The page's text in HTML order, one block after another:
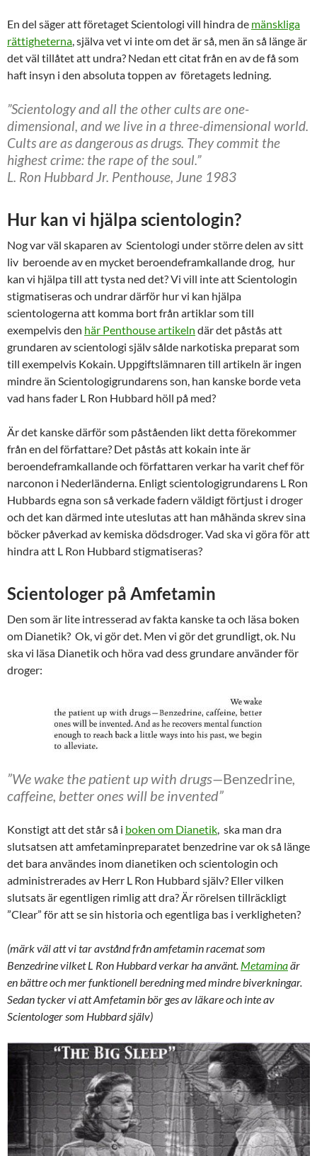
En del säger att företaget Scientologi vill hindra de mänskliga
rättigheterna, själva vet vi inte om det är så, men än så länge är
det väl tillåtet att undra? Nedan ett citat från en av de få som
haft insyn i den absoluta toppen av företagets ledning.
”Scientology and all the other cults are one-
dimensional, and we live in a three-dimensional world.
Cults are as dangerous as drugs. They commit the
highest crime: the rape of the soul.”
L. Ron Hubbard Jr. Penthouse, June 1983
Hur kan vi hjälpa scientologin?
Nog var väl skaparen av Scientologi under större delen av sitt
liv beroende av en mycket beroendeframkallande drog, hur
kan vi hjälpa till att tysta ned det? Vi vill inte att Scientologin
stigmatiseras och undrar därför hur vi kan hjälpa
scientologerna att komma bort från artiklar som till
exempelvis den här Penthouse artikeln där det påstås att
grundaren av scientologi själv sålde narkotiska preparat som
till exempelvis Kokain. Uppgiftslämnaren till artikeln är ingen
mindre än Scientologigrundarens son, han kanske borde veta
vad hans fader L Ron Hubbard höll på med?
Är det kanske därför som påståenden likt detta förekommer
från en del författare? Det påstås att kokain inte är
beroendeframkallande och författaren verkar ha varit chef för
narconon i Nederländerna. Enligt scientologigrundarens L Ron
Hubbards egna son så verkade fadern väldigt förtjust i droger
och det kan därmed inte uteslutas att han måhända skrev sina
böcker påverkad av kemiska dödsdroger. Vad ska vi göra för att
hindra att L Ron Hubbard stigmatiseras?
Scientologer på Amfetamin
Den som är lite intresserad av fakta kanske ta och läsa boken
om Dianetik? Ok, vi gör det. Men vi gör det grundligt, ok. Nu
ska vi läsa Dianetik och höra vad dess grundare använder för
droger:
”We wake the patient up with drugs—Benzedrine,
caffeine, better ones will be invented”
Konstigt att det står så i boken om Dianetik, ska man dra
slutsatsen att amfetaminpreparatet benzedrine var ok så länge
det bara användes inom dianetiken och scientologin och
administrerades av Herr L Ron Hubbard själv? Eller vilken
slutsats är egentligen rimlig att dra? Är rörelsen tillräckligt
”Clear” för att se sin historia och egentliga bas i verkligheten?
(märk väl att vi tar avstånd från amfetamin racemat som
Benzedrine vilket L Ron Hubbard verkar ha använt. Metaminaär
en bättre och mer funktionell beredning med mindre biverkningar.
Sedan tycker vi att Amfetamin bör ges av läkare och inte av
Scientologer som Hubbard själv)